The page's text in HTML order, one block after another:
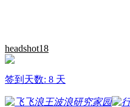
headshot18
签到天数: 8 天